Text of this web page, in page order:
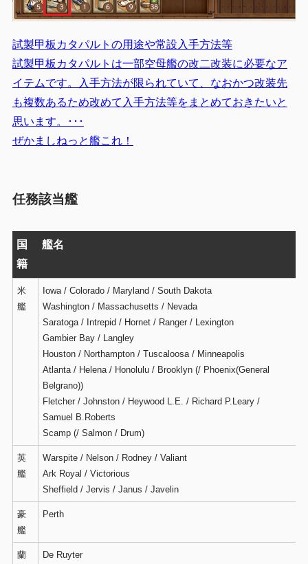
試製甲板カタパルトの用途や常設入手方法等
試製甲板カタパルトは一部空母艦の改二改装に必要なア
イテムです。入手方法が限られていて、なおかつ改装先
も複数あるため改めて入手方法等をまとめておきたいと
思います。･･･
ぜかましねっと艦これ！
任務該当艦
国
籍
艦名
米
艦
Iowa / Colorado / Maryland / South Dakota
Washington / Massachusetts / Nevada
Saratoga / Intrepid / Hornet / Ranger / Lexington
Gambier Bay / Langley
Houston / Northampton / Tuscaloosa / Minneapolis
Atlanta / Helena / Honolulu / Brooklyn (/ Phoenix(General
Belgrano))
Fletcher / Johnston / Heywood L.E. / Richard P.Leary /
Samuel B.Roberts
Scamp (/ Salmon / Drum)
英
艦
Warspite / Nelson / Rodney / Valiant
Ark Royal / Victorious
Sheffield / Jervis / Janus / Javelin
豪
艦
Perth
蘭
De Ruyter